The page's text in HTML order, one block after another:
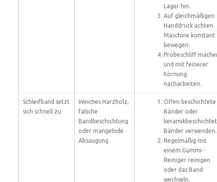
Lager hin.
Auf gleichmäßigen
Handdruck achten.
Maschine konstant
bewegen.
Probeschliff
und mit feinerer
Körnung
nacharbeiten.
Schleifband setzt
sich schnell zu
Weiches Harzholz,
falsche
Bandbeschichtung
oder mangelnde
Absaugung
Offen beschichtete
Bänder oder
Bänder verwenden.
Regelmäßig mit
einem Gummi-
Reiniger reinigen
oder das Band
wechseln.